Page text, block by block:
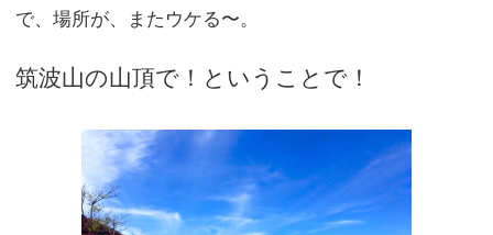
で、場所が、またウケる〜。
筑波山の山頂で！ということで！